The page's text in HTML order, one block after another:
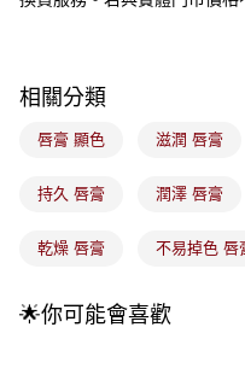
1.本服務由台灣大哥大提供，台
3.實際核准額度、可分期數及費
4.訂單成立30分鐘內，如未前往
消。如遇「轉專審核」未通過狀
1.分期款項不併入電信帳單，「
2.透過簡訊連結打開帳單後，可
【注意事項】
1.本服務係由「台灣大哥大股份
全家取貨付款
每筆NT$100，滿NT$899(含
7-11取貨付款
付款後7-11取貨
相關分類
唇膏 顯色 滋潤 唇膏
持久 唇膏 潤澤 唇膏
乾燥 唇膏 不易掉色 唇
🌟你可能會喜歡